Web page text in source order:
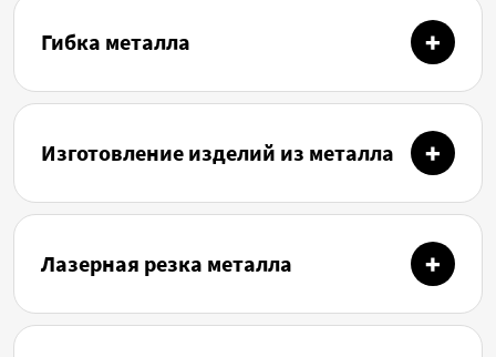
Гибка металла
Изготовление изделий из металла
Лазерная резка металла